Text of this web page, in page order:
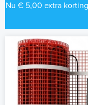
Nu € 5,00 extra